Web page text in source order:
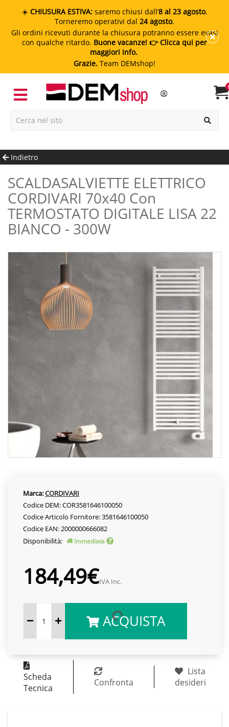
☀️ CHIUSURA ESTIVA: saremo chiusi dall’8 al 23 agosto.
Torneremo operativi dal 24 agosto.
Gli ordini ricevuti durante la chiusura potranno essere evasi
con qualche ritardo. Buone vacanze! 👉 Clicca qui per
maggiori info.
Grazie. Team DEMshop!
Indietro
SCALDASALVIETTE ELETTRICO
CORDIVARI 70x40 Con
TERMOSTATO DIGITALE LISA 22
BIANCO - 300W
Marca:CORDIVARI
Codice DEM: COR3581646100050
Codice Articolo Fornitore: 3581646100050
Codice EAN: 2000000666082
Disponibilità:
Immediata
184,49€IVA Inc.
ACQUISTA
Scheda
Tecnica
Confronta
Lista
desideri